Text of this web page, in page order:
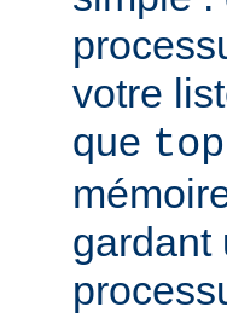
votre
que top
gardant